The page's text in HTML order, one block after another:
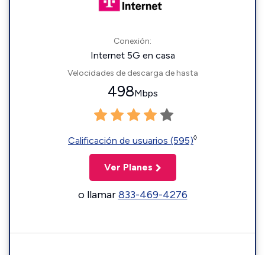
Conexión:
Internet 5G en casa
Velocidades de descarga de hasta
498Mbps
Calificación de usuarios (595)◊
Ver Planes
o llamar833-469-4276